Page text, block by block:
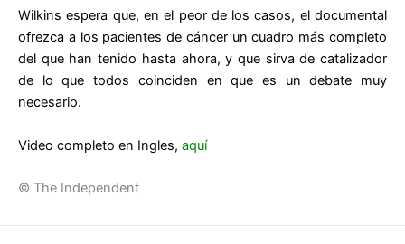
Wilkins espera que, en el peor de los casos, el documental
ofrezca a los pacientes de cáncer un cuadro más completo
del que han tenido hasta ahora, y que sirva de catalizador
de lo que todos coinciden en que es un debate muy
necesario.
Video completo en Ingles, aquí
© The Independent